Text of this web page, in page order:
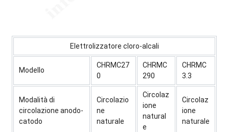
Elettrolizzatore cloro-alcali
Modello
CHRMC27
0
CHRMC
290
CHRMC
3.3
Modalità di
circolazione anodo-
catodo
Circolazio
ne
naturale
Circolaz
ione
natural
e
Circolaz
ione
naturale